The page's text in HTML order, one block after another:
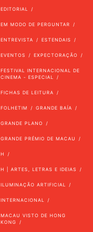
EDITORIAL
EM MODO DE PERGUNTAR
ENTREVISTA ESTENDAIS
EVENTOS EXPECTORAÇÃO
FESTIVAL INTERNACIONAL DE
CINEMA - ESPECIAL
FICHAS DE LEITURA
FOLHETIM GRANDE BAÍA
GRANDE PLANO
GRANDE PRÉMIO DE MACAU
H
H | ARTES, LETRAS E IDEIAS
ILUMINAÇÃO ARTIFICIAL
INTERNACIONAL
MACAU VISTO DE HONG
KONG